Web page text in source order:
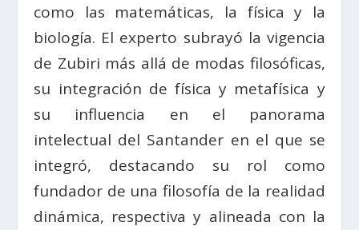
como las matemáticas, la física y la
biología. El experto subrayó la vigencia
de Zubiri más allá de modas filosóficas,
su integración de física y metafísica y
su influencia en el panorama
intelectual del Santander en el que se
integró, destacando su rol como
fundador de una filosofía de la realidad
dinámica, respectiva y alineada con la